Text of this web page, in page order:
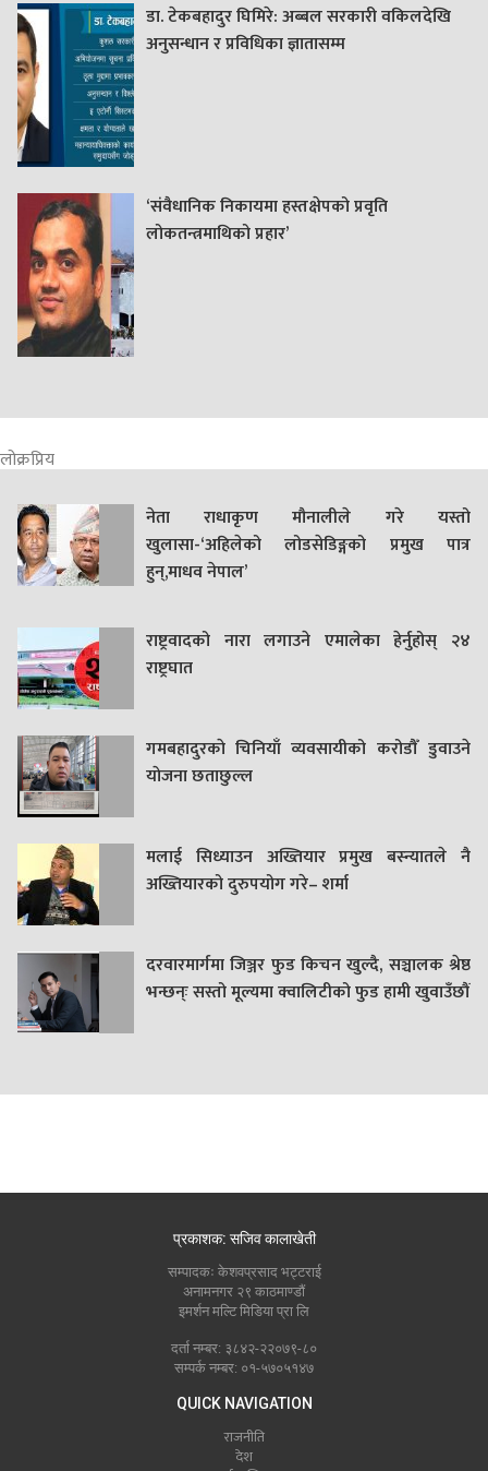
डा. टेकबहादुर घिमिरे: अब्बल सरकारी वकिलदेखि
अनुसन्धान र प्रविधिका ज्ञातासम्म
‘संवैधानिक निकायमा हस्तक्षेपको प्रवृति
लोकतन्त्रमाथिको प्रहार’
लोक्रप्रिय
नेता राधाकृण मौनालीले गरे यस्तो
खुलासा-‘अहिलेको लोडसेडिङ्गको प्रमुख पात्र
हुन्,माधव नेपाल’
राष्ट्रवादको नारा लगाउने एमालेका हेर्नुहोस् २४
राष्ट्रघात
गमबहादुरकाे चिनियाँ व्यवसायीको करोडौँ डुवाउने
याेजना छताछुल्ल
मलाई सिध्याउन अख्तियार प्रमुख बस्न्यातले नै
अख्तियारको दुरुपयोग गरे– शर्मा
दरवारमार्गमा जिञ्जर फुड किचन खुल्दै, सञ्चालक श्रेष्ठ
भन्छन्ः सस्तो मूल्यमा क्वालिटीको फुड हामी खुवाउँछौं
प्रकाशक: सजिव कालाखेती
सम्पादकः केशवप्रसाद भट्टराई
अनामनगर २९ काठमाण्डौं
इमर्शन मल्टि मिडिया प्रा लि
दर्ता नम्बर: ३८४२-२२०७९-८०
सम्पर्क नम्बर: ०१-५७०५१४७
QUICK NAVIGATION
राजनीति
देश